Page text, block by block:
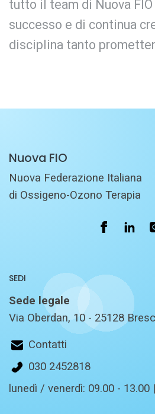
tutto il team di Nuova
successo e di continua
disciplina tanto
Nuova FIO
Nuova Federazione Italiana
di Ossigeno-Ozono Terapia
SEDI
Sede legale
Via Oberdan, 10 - 25128
Contatti
030 2452818
lunedì / venerdì: 09.00 - 13.00